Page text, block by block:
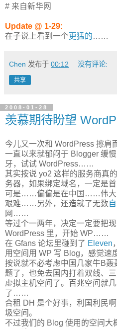
# 来自新华网
Update @ 1-29:
在子说上看到一个更猛的……
Chen 发布于 00:12 没有评论:
共享
2008-01-28
羡慕期待盼望
今儿又一次和 WordPress 擦
一直以来就郁闷于 Blogger 缓
牙，试试 WordPress……
其实按说 yo2 这样的服务商真
务器，如果绑定域名，一定是首
可是……偏偏是在中国……伟大
艰难……另外，还造就了无数
网……
等过个一两年，决定一定要把
WordPress 里，开始 WP……
在 Gfans 论坛里碰到了 Eleven
用空间用 WP 写 Blog，感觉速
按说就不必考虑中国几家牛B轰
题了，也免去国内打着双线、
虚拟主机空间了。百兆空间就
了……
合租 DH 是个好事，利国利民
圾空间。
不过我们的 Blog 使用的空间